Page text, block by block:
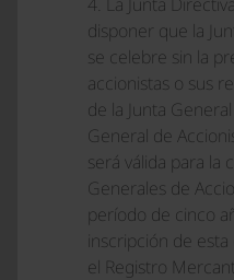
disponer que la
se celebre sin la
accionistas o sus
de la Junta
General de
será válida para la
Generales de
período de cinco
inscripción de
el Registro